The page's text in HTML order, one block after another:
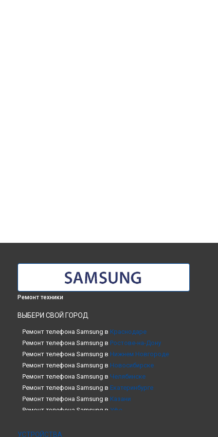
Ремонт техники
ВЫБЕРИ СВОЙ ГОРОД
Ремонт телефона Samsung в Краснодаре
Ремонт телефона Samsung в Ростове-на-Дону
Ремонт телефона Samsung в Нижнем Новгороде
Ремонт телефона Samsung в Новосибирске
Ремонт телефона Samsung в Челябинске
Ремонт телефона Samsung в Екатеринбурге
Ремонт телефона Samsung в Казани
Ремонт телефона Samsung в Уфе
Ремонт телефона Samsung в
УСТРОЙСТВА